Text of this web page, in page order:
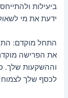
ביעילות
ידעת את מי
התחל מוקדם:
את הפרישה
וההשקעות שלך.
לכסף שלך לצמוח